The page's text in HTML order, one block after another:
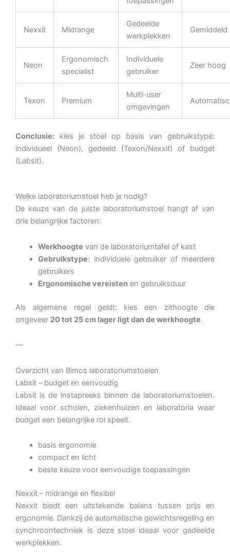
Nexxit Midrange
Gedeelde
werkplekken
Gemiddeld
Neon
Ergonomisch
specialist
Individuele
gebruiker
Zeer hoog
Texon Premium
Multi-user
omgevingen
Conclusie: kies je stoel op basis van gebruikstype:
individueel (Neon), gedeeld (Texon/Nexxit) of budget
(Labsit).
Welke laboratoriumstoel heb je nodig?
De keuze van de juiste laboratoriumstoel hangt af van
drie belangrijke factoren:
Werkhoogte van de laboratoriumtafel of kast
Gebruikstype: individuele gebruiker of meerdere
gebruikers
Ergonomische vereistenen gebruiksduur
Als algemene regel geldt: kies een zithoogte die
ongeveer 20 tot 25 cm lager ligt dan de werkhoogte.
—
Overzicht van Bimos laboratoriumstoelen
Labsit – budget en eenvoudig
Labsit is de instapreeks binnen de laboratoriumstoelen.
Ideaal voor scholen, ziekenhuizen en laboratoria waar
budget een belangrijke rol speelt.
basis ergonomie
compact en licht
beste keuze voor eenvoudige toepassingen
Nexxit – midrange en flexibel
Nexxit biedt een uitstekende balans tussen prijs en
ergonomie. Dankzij de automatische gewichtsregeling en
synchroontechniek is deze stoel ideaal voor gedeelde
werkplekken.